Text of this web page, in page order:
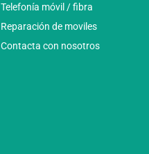
Telefonía móvil / fibra
Reparación de moviles
Contacta con nosotros